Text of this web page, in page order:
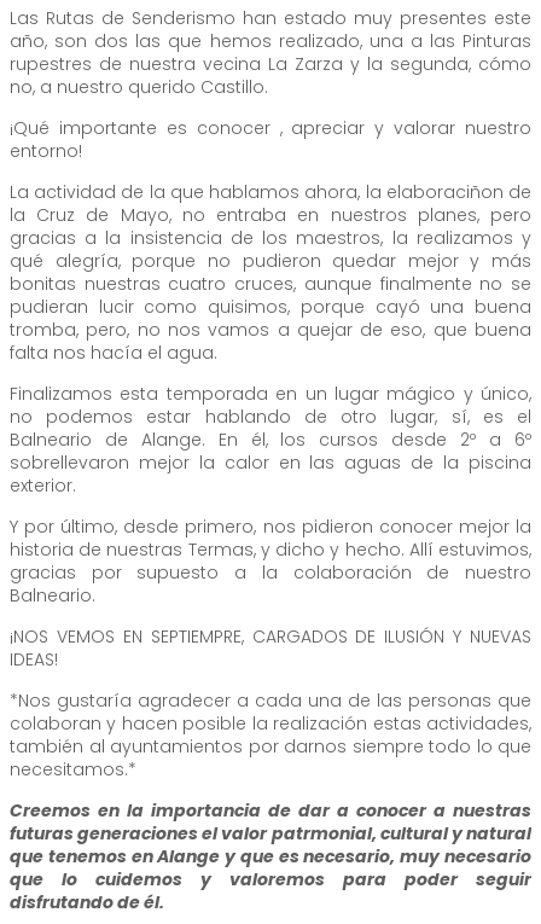
Las Rutas de Senderismo han estado muy presentes este
año, son dos las que hemos realizado, una a las Pinturas
rupestres de nuestra vecina La Zarza y la segunda, cómo
no, a nuestro querido Castillo.
¡Qué importante es conocer , apreciar y valorar nuestro
entorno!
La actividad de la que hablamos ahora, la elaboraciñon de
la Cruz de Mayo, no entraba en nuestros planes, pero
gracias a la insistencia de los maestros, la realizamos y
qué alegría, porque no pudieron quedar mejor y más
bonitas nuestras cuatro cruces, aunque finalmente no se
pudieran lucir como quisimos, porque cayó una buena
tromba, pero, no nos vamos a quejar de eso, que buena
falta nos hacía el agua.
Finalizamos esta temporada en un lugar mágico y único,
no podemos estar hablando de otro lugar, sí, es el
Balneario de Alange. En él, los cursos desde 2º a 6º
sobrellevaron mejor la calor en las aguas de la piscina
exterior.
Y por último, desde primero, nos pidieron conocer mejor la
historia de nuestras Termas, y dicho y hecho. Allí estuvimos,
gracias por supuesto a la colaboración de nuestro
Balneario.
¡NOS VEMOS EN SEPTIEMPRE, CARGADOS DE ILUSIÓN Y NUEVAS
IDEAS!
*Nos gustaría agradecer a cada una de las personas que
colaboran y hacen posible la realización estas actividades,
también al ayuntamientos por darnos siempre todo lo que
necesitamos.*
Creemos en la importancia de dar a conocer a nuestras
futuras generaciones el valor patrmonial, cultural y natural
que tenemos en Alange y que es necesario, muy necesario
que lo cuidemos y valoremos para poder seguir
disfrutando de él.